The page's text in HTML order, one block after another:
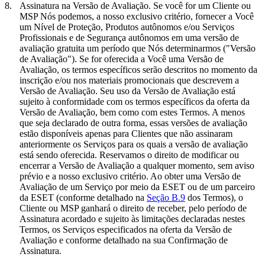
8.
Assinatura na Versão de Avaliação. Se você for um Cliente ou
MSP Nós podemos, a nosso exclusivo critério, fornecer a Você
um Nível de Proteção, Produtos autônomos e/ou Serviços
Profissionais e de Segurança autônomos em uma versão de
avaliação gratuita um período que Nós determinarmos ("Versão
de Avaliação"). Se for oferecida a Você uma Versão de
Avaliação, os termos específicos serão descritos no momento da
inscrição e/ou nos materiais promocionais que descrevem a
Versão de Avaliação. Seu uso da Versão de Avaliação está
sujeito à conformidade com os termos específicos da oferta da
Versão de Avaliação, bem como com estes Termos. A menos
que seja declarado de outra forma, essas versões de avaliação
estão disponíveis apenas para Clientes que não assinaram
anteriormente os Serviços para os quais a versão de avaliação
está sendo oferecida. Reservamos o direito de modificar ou
encerrar a Versão de Avaliação a qualquer momento, sem aviso
prévio e a nosso exclusivo critério. Ao obter uma Versão de
Avaliação de um Serviço por meio da ESET ou de um parceiro
da ESET (conforme detalhado na Seção B.9 dos Termos), o
Cliente ou MSP ganhará o direito de receber, pelo período de
Assinatura acordado e sujeito às limitações declaradas nestes
Termos, os Serviços especificados na oferta da Versão de
Avaliação e conforme detalhado na sua Confirmação de
Assinatura.